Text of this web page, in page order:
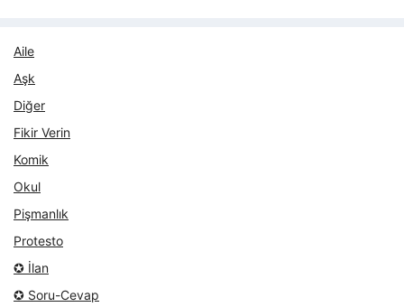
Aile
Aşk
Diğer
Fikir Verin
Komik
Okul
Pişmanlık
Protesto
✪ İlan
✪ Soru-Cevap